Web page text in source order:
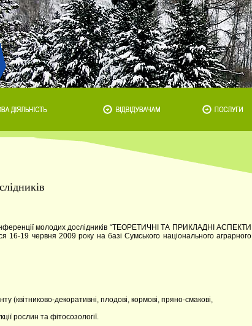
молодих дослідників “ТЕОРЕТИЧНІ ТА ПРИКЛАДНІ АСПЕКТИ
19 червня 2009 року на базі Сумського національного аграрного
(квітниково-декоративні, плодові, кормові, пряно-смакові,
рослин та фітосозології.